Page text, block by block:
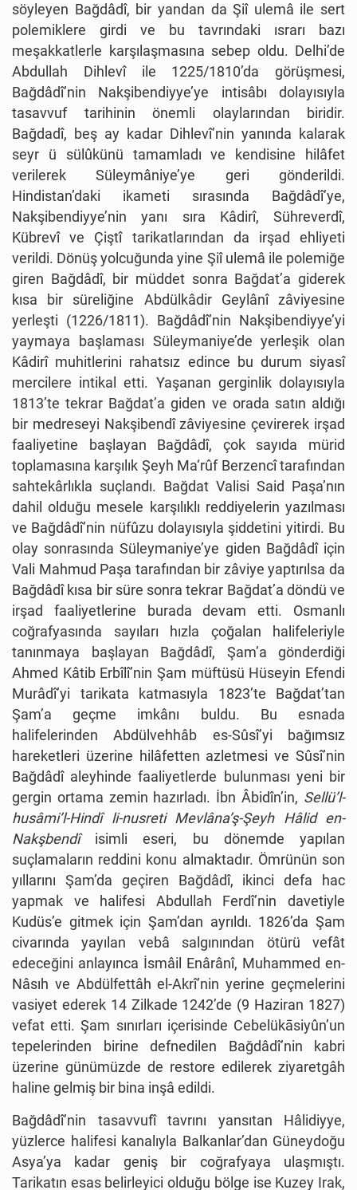
söyleyen Bağdâdî, bir yandan da Şiî ulemâ ile sert
polemiklere girdi ve bu tavrındaki ısrarı bazı
meşakkatlerle karşılaşmasına sebep oldu. Delhi’de
Abdullah Dihlevî ile 1225/1810’da görüşmesi,
Bağdâdî’nin Nakşibendiyye’ye intisâbı dolayısıyla
tasavvuf tarihinin önemli olaylarından biridir.
Bağdadî, beş ay kadar Dihlevî’nin yanında kalarak
seyr ü sülûkünü tamamladı ve kendisine hilâfet
verilerek Süleymâniye’ye geri gönderildi.
Hindistan’daki ikameti sırasında Bağdâdî’ye,
Nakşibendiyye’nin yanı sıra Kâdirî, Sühreverdî,
Kübrevî ve Çiştî tarikatlarından da irşad ehliyeti
verildi. Dönüş yolcuğunda yine Şiî ulemâ ile polemiğe
giren Bağdâdî, bir müddet sonra Bağdat’a giderek
kısa bir süreliğine Abdülkâdir Geylânî zâviyesine
yerleşti (1226/1811). Bağdâdî’nin Nakşibendiyye’yi
yaymaya başlaması Süleymaniye’de yerleşik olan
Kâdirî muhitlerini rahatsız edince bu durum siyasî
mercilere intikal etti. Yaşanan gerginlik dolayısıyla
1813’te tekrar Bağdat’a giden ve orada satın aldığı
bir medreseyi Nakşibendî zâviyesine çevirerek irşad
faaliyetine başlayan Bağdâdî, çok sayıda mürid
toplamasına karşılık Şeyh Ma‘rûf Berzencî tarafından
sahtekârlıkla suçlandı. Bağdat Valisi Said Paşa’nın
dahil olduğu mesele karşılıklı reddiyelerin yazılması
ve Bağdâdî’nin nüfûzu dolayısıyla şiddetini yitirdi. Bu
olay sonrasında Süleymaniye’ye giden Bağdâdî için
Vali Mahmud Paşa tarafından bir zâviye yaptırılsa da
Bağdâdî kısa bir süre sonra tekrar Bağdat’a döndü ve
irşad faaliyetlerine burada devam etti. Osmanlı
coğrafyasında sayıları hızla çoğalan halifeleriyle
tanınmaya başlayan Bağdâdî, Şam’a gönderdiği
Ahmed Kâtib Erbîlî’nin Şam müftüsü Hüseyin Efendi
Murâdî’yi tarikata katmasıyla 1823’te Bağdat’tan
Şam’a geçme imkânı buldu. Bu esnada
halifelerinden Abdülvehhâb es-Sûsî’yi bağımsız
hareketleri üzerine hilâfetten azletmesi ve Sûsî’nin
Bağdâdî aleyhinde faaliyetlerde bulunması yeni bir
gergin ortama zemin hazırladı. İbn Âbidîn’in, Sellü’l-
husâmi’l-Hindî li-nusreti Mevlâna’ş-Şeyh Hâlid en-
Nakşbendîisimli eseri, bu dönemde yapılan
suçlamaların reddini konu almaktadır. Ömrünün son
yıllarını Şam’da geçiren Bağdâdî, ikinci defa hac
yapmak ve halifesi Abdullah Ferdî’nin davetiyle
Kudüs’e gitmek için Şam’dan ayrıldı. 1826’da Şam
civarında yayılan vebâ salgınından ötürü vefât
edeceğini anlayınca İsmâil Enârânî, Muhammed en-
Nâsıh ve Abdülfettâh el-Akrî’nin yerine geçmelerini
vasiyet ederek 14 Zilkade 1242’de (9 Haziran 1827)
vefat etti. Şam sınırları içerisinde Cebelükāsiyûn’un
tepelerinden birine defnedilen Bağdâdî’nin kabri
üzerine günümüzde de restore edilerek ziyaretgâh
haline gelmiş bir bina inşâ edildi.
Bağdâdî’nin tasavvufî tavrını yansıtan Hâlidiyye,
yüzlerce halifesi kanalıyla Balkanlar’dan Güneydoğu
Asya’ya kadar geniş bir coğrafyaya ulaşmıştı.
Tarikatın esas belirleyici olduğu bölge ise Kuzey Irak,